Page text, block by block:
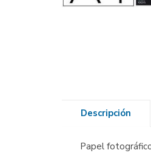
Descripción
Papel